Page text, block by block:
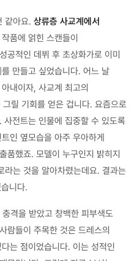
같아요.상류층 사교계에서
품에 얽힌 스캔들이
공적인 데뷔 후 초상화가로 이미
만들고 싶었습니다. 어느 날
내이자, 사교계 최고의
그릴 기회를 얻은 겁니다. 요즘으로
전트는 인물에 집중할 수 있도록
인 옆모습을 아주 우아하게
품했죠. 모델이 누구인지 밝히지
라는 것을 알아차렸는데요. 결과는
니다.
격을 받았고 창백한 피부색도
람들이 주목한 것은 드레스의
는 점이었습니다. 이는 성적인